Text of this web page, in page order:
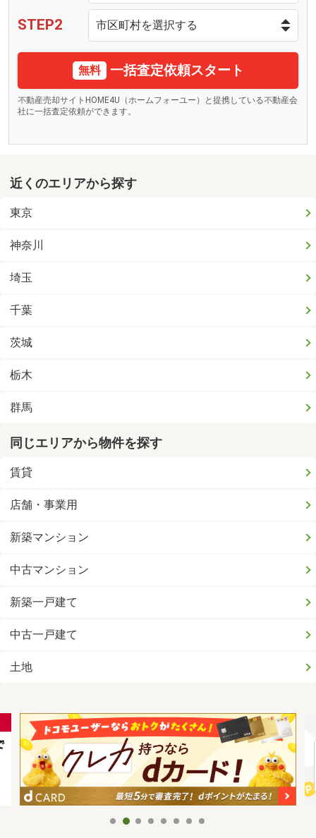
STEP2
無料 一括査定依頼スタート
不動産売却サイトHOME4U（ホームフォーユー）と提携している不動産会
社に一括査定依頼ができます。
近くのエリアから探す
東京
神奈川
埼玉
千葉
茨城
栃木
群馬
同じエリアから物件を探す
賃貸
店舗・事業用
新築マンション
中古マンション
新築一戸建て
中古一戸建て
土地